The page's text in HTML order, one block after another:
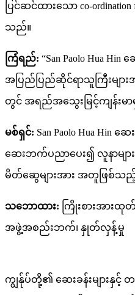
ပြင်ဆင်ထားသော co-
သည်။
ကြံရည်: “San Paolo Hua
အပြည်ပြည်ဆိုင်ရာသူကြီးမျာ
တွင် အရည်အသွေးမြင့်ကျန်းမာမှု
မစ်ရှင်: San Paolo Hua Hin
ဆေးဘက်ပညာပေး၍ လူနာမျ
မိတ်ဆွေများအား အတူဖြစ်
သဘောထား: ကြိုးစားအားထု
အဖွဲ့အစည်းဘက်၊ နှုတ်လှန့်မှု
ကျွန်ုပ်တို့၏ ဆေးခန်းများနှင့်